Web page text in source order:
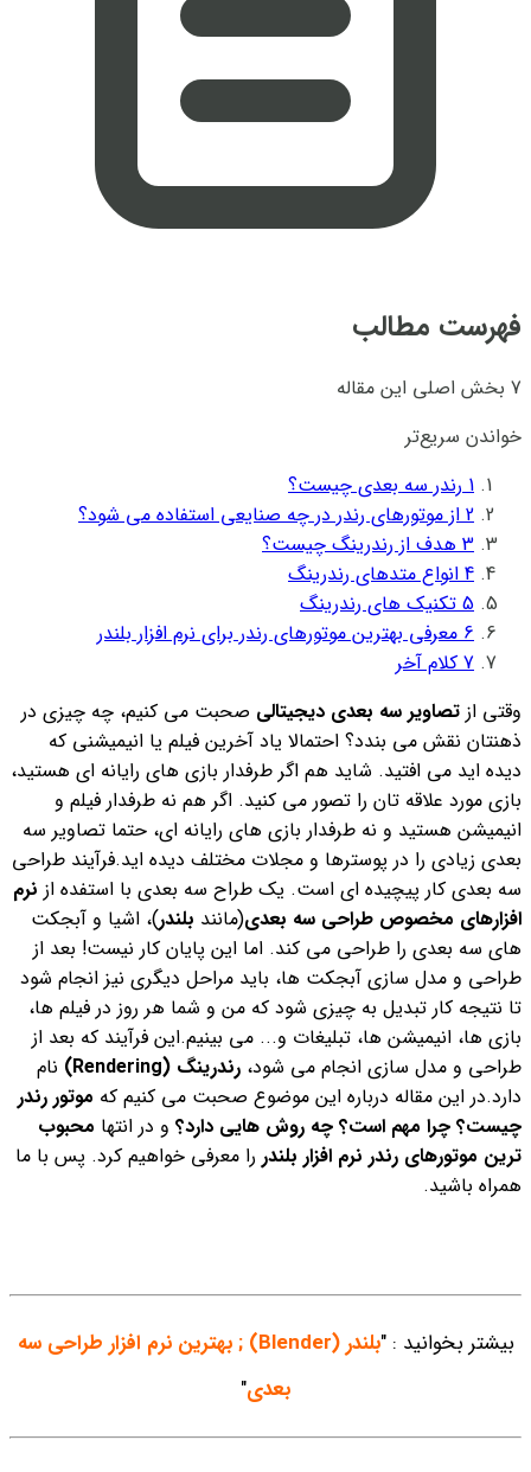
فهرست مطالب
7 بخش اصلی این مقاله
خواندن سریع‌تر
1 رندر سه بعدی چیست؟
2 از موتورهای رندر در چه صنایعی استفاده می شود؟
3 هدف از رندرینگ چیست؟
4 انواع متدهای رندرینگ
5 تکنیک های رندرینگ
6 معرفی بهترین موتورهای رندر برای نرم افزار بلندر
7 کلام آخر
وقتی از تصاویر سه بعدی دیجیتالی صحبت می کنیم، چه چیزی در
ذهنتان نقش می بندد؟ احتمالا یاد آخرین فیلم یا انیمیشنی که
دیده اید می افتید. شاید هم اگر طرفدار بازی های رایانه ای هستید،
بازی مورد علاقه تان را تصور می کنید. اگر هم نه طرفدار فیلم و
انیمیشن هستید و نه طرفدار بازی های رایانه ای، حتما تصاویر سه
بعدی زیادی را در پوسترها و مجلات مختلف دیده اید.فرآیند طراحی
سه بعدی کار پیچیده ای است. یک طراح سه بعدی با استفده از نرم
افزارهای مخصوص طراحی سه بعدی(مانند بلندر)، اشیا و آبجکت
های سه بعدی را طراحی می کند. اما این پایان کار نیست! بعد از
طراحی و مدل سازی آبجکت ها، باید مراحل دیگری نیز انجام شود
تا نتیجه کار تبدیل به چیزی شود که من و شما هر روز در فیلم ها،
بازی ها، انیمیشن ها، تبلیغات و... می بینیم.این فرآیند که بعد از
طراحی و مدل سازی انجام می شود، رندرینگ (Rendering)
نام
دارد.در این مقاله درباره این موضوع صحبت می کنیم که موتور رندر
چیست؟ چرا مهم است؟ چه روش هایی دارد؟ و در انتها محبوب
ترین موتورهای رندر نرم افزار بلندر را معرفی خواهیم کرد. پس با ما
همراه باشید.
بیشتر بخوانید : "
بلندر (Blender) ; بهترین نرم افزار طراحی سه
بعدی"